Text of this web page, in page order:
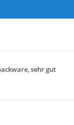
sehr gut